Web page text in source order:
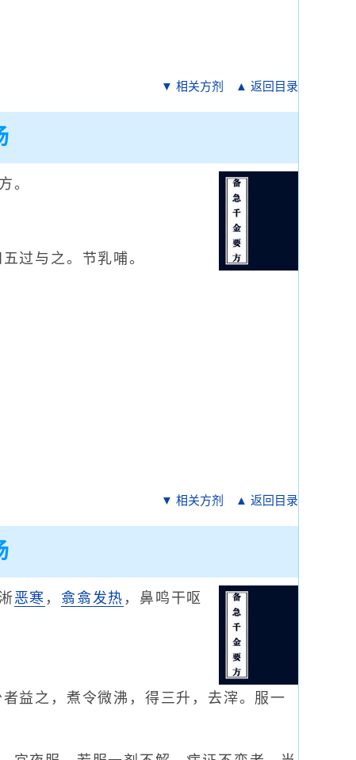
▼ 相关方剂 ▲ 返回目录
。
过与之。节乳哺。
▼ 相关方剂 ▲ 返回目录
恶寒 ， 翕翕发热 ，鼻鸣干呕
益之，煮令微沸，得三升，去滓。服一